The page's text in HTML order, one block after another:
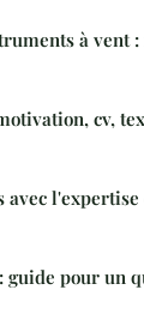
à vent
cv,
avec l'expertise
guide pour un